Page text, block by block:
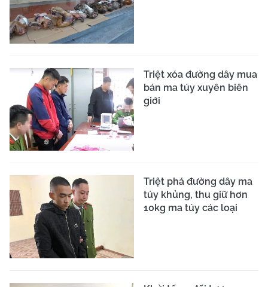
Triệt xóa đường dây mua
bán ma túy xuyên biên
giới
Triệt phá đường dây ma
túy khủng, thu giữ hơn
10kg ma túy các loại